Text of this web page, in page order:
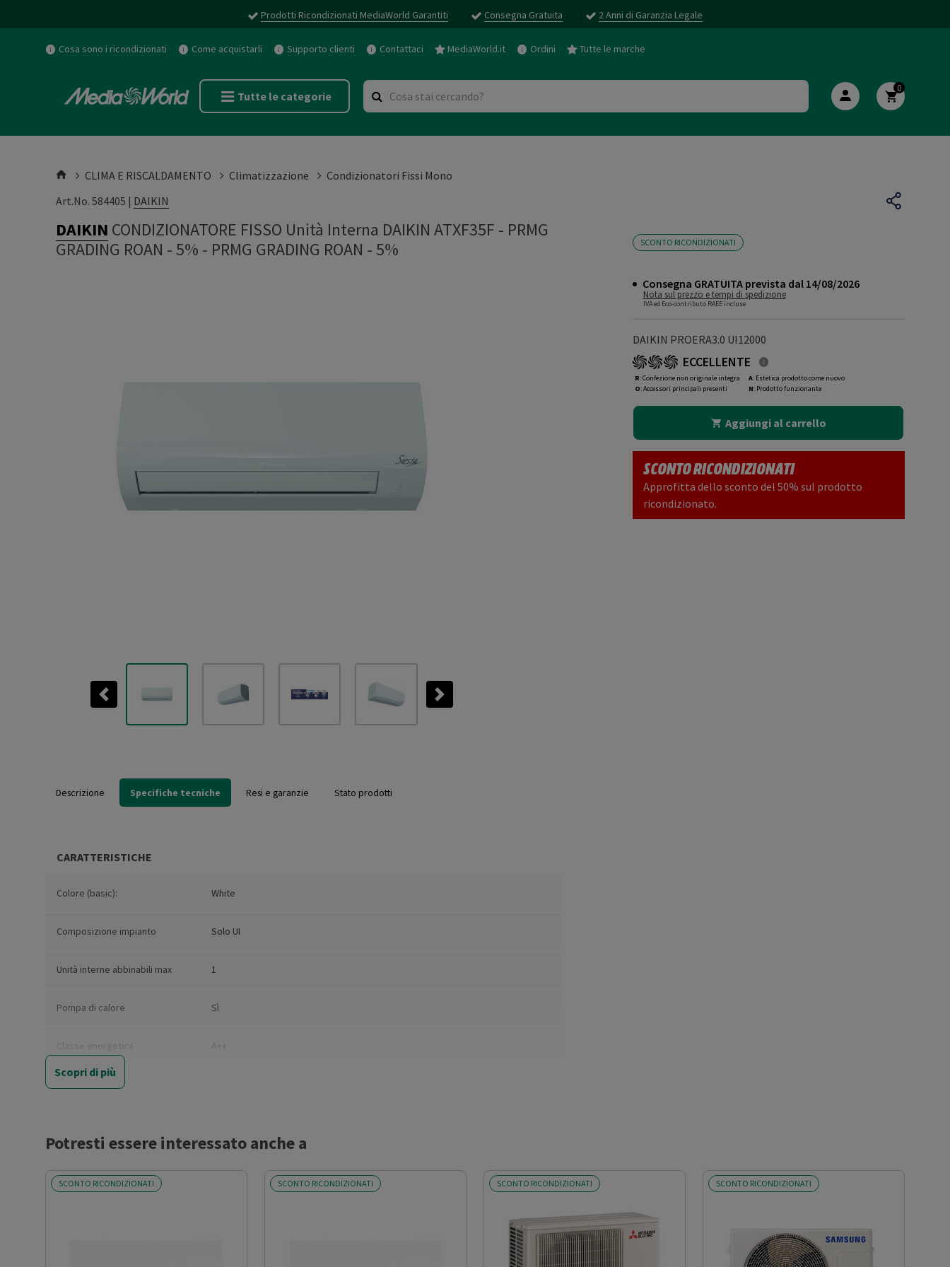
Prodotti Ricondizionati MediaWorld Garantiti Consegna Gratuita 2 Anni di Garanzia Legale
Cosa sono i ricondizionati Come acquistarli Supporto clienti Contattaci MediaWorld.it Ordini Tutte le marche
Tutte le categorie
0
CLIMA E RISCALDAMENTO Climatizzazione
Condizionatori Fissi Mono
Art.No. 584405 | DAIKIN
DAIKIN CONDIZIONATORE FISSO Unità Interna DAIKIN ATXF35F - PRMG
GRADING ROAN - 5% - PRMG GRADING ROAN - 5%
Previous Next
SCONTO RICONDIZIONATI
Consegna GRATUITA prevista dal 14/08/2026
Nota sul prezzo e tempi di spedizione
IVA ed Eco-contributo RAEE incluse
DAIKIN PROERA3.0 UI12000
ECCELLENTE
R: Confezione non originale integra
O: Accessori principali presenti
A: Estetica prodotto come nuovo
N: Prodotto funzionante
Aggiungi al carrello
SCONTO RICONDIZIONATI
Approfitta dello sconto del 50% sul prodotto
ricondizionato.
Descrizione Specifiche tecniche Resi e garanzie Stato prodotti
CARATTERISTICHE
Colore (basic): White
Composizione impianto Solo UI
Unità interne abbinabili max 1
Pompa di calore Sì
Classe energetica
raffreddamento
A++
Carico teorico raffeddamento /
3.5
Scopri di più
Potresti essere interessato anche a
SCONTO RICONDIZIONATI SCONTO RICONDIZIONATI SCONTO RICONDIZIONATI SCONTO RICONDIZIONATI